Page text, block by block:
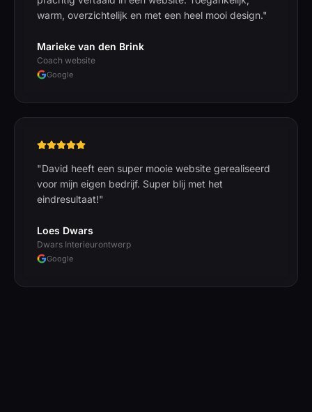
warm, overzichtelijk en met een heel mooi design."
Marieke van den Brink
Coach website
Google
"David heeft een super mooie website gerealiseerd
voor mijn eigen bedrijf. Super blij met het
eindresultaat!"
Loes Dwars
Dwars Interieurontwerp
Google